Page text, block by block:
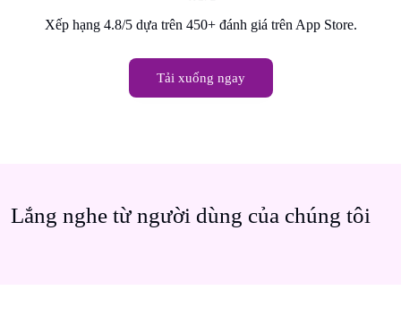
Xếp hạng 4.8/5 dựa trên 450+ đánh giá trên App Store.
Tải xuống ngay
Lắng nghe từ người dùng của chúng tôi